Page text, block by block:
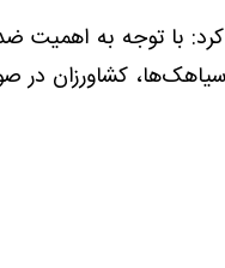
با توجه به اهمیت
کشاورزان در